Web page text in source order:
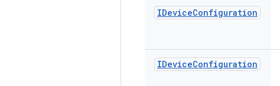
IDeviceConfiguration
IDeviceConfiguration